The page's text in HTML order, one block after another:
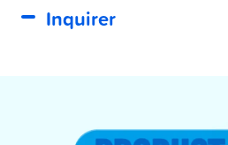
Inquirer